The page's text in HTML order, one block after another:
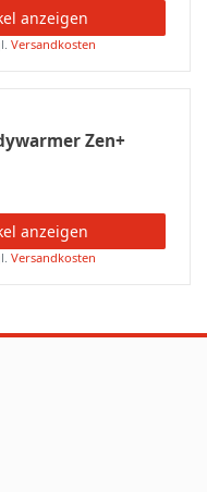
anzeigen
Versandkosten
Zen+
anzeigen
Versandkosten